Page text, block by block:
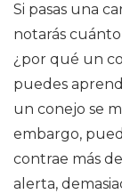
Si pasas una
notarás
¿por qué un
puedes
un conejo se
embargo,
contrae más
alerta,